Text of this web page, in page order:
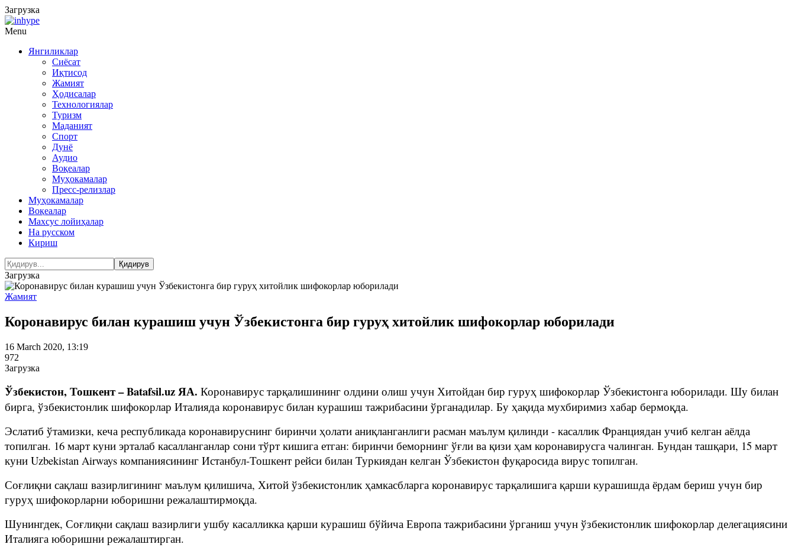
Загрузка
Menu
Янгиликлар
Сиёсат
Иқтисод
Жамият
Ҳодисалар
Технологиялар
Туризм
Маданият
Спорт
Дунё
Аудио
Воқеалар
Муҳокамалар
Пресс-релизлар
Муҳокамалар
Воқеалар
Махсус лойиҳалар
На русском
Кириш
Загрузка
Жамият
Коронавирус билан курашиш учун Ўзбекистонга бир гуруҳ хитойлик шифокорлар юборилади
16 March 2020, 13:19
972
Загрузка
Ўзбекистон, Тошкент – Batafsil.uz ЯА. Коронавирус тарқалишининг олдини олиш учун Хитойдан бир гуруҳ шифокорлар Ўзбекистонга юборилади. Шу билан
бирга, ўзбекистонлик шифокорлар Италияда коронавирус билан курашиш тажрибасини ўрганадилар. Бу ҳақида мухбиримиз хабар бермоқда.
Эслатиб ўтамизки, кеча республикада коронавируснинг биринчи ҳолати аниқланганлиги расман маълум қилинди - касаллик Франциядан учиб келган аёлда
топилган. 16 март куни эрталаб касалланганлар сони тўрт кишига етган: биринчи беморнинг ўғли ва қизи ҳам коронавирусга чалинган. Бундан ташқари, 15 март
куни Uzbekistan Airways компаниясининг Истанбул-Тошкент рейси билан Туркиядан келган Ўзбекистон фуқаросида вирус топилган.
Соғлиқни сақлаш вазирлигининг маълум қилишича, Хитой ўзбекистонлик ҳамкасбларга коронавирус тарқалишига қарши курашишда ёрдам бериш учун бир
гуруҳ шифокорларни юборишни режалаштирмоқда.
Шунингдек, Соғлиқни сақлаш вазирлиги ушбу касалликка қарши курашиш бўйича Европа тажрибасини ўрганиш учун ўзбекистонлик шифокорлар делегациясини
Италияга юборишни режалаштирган.